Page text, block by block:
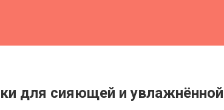
для сияющей и